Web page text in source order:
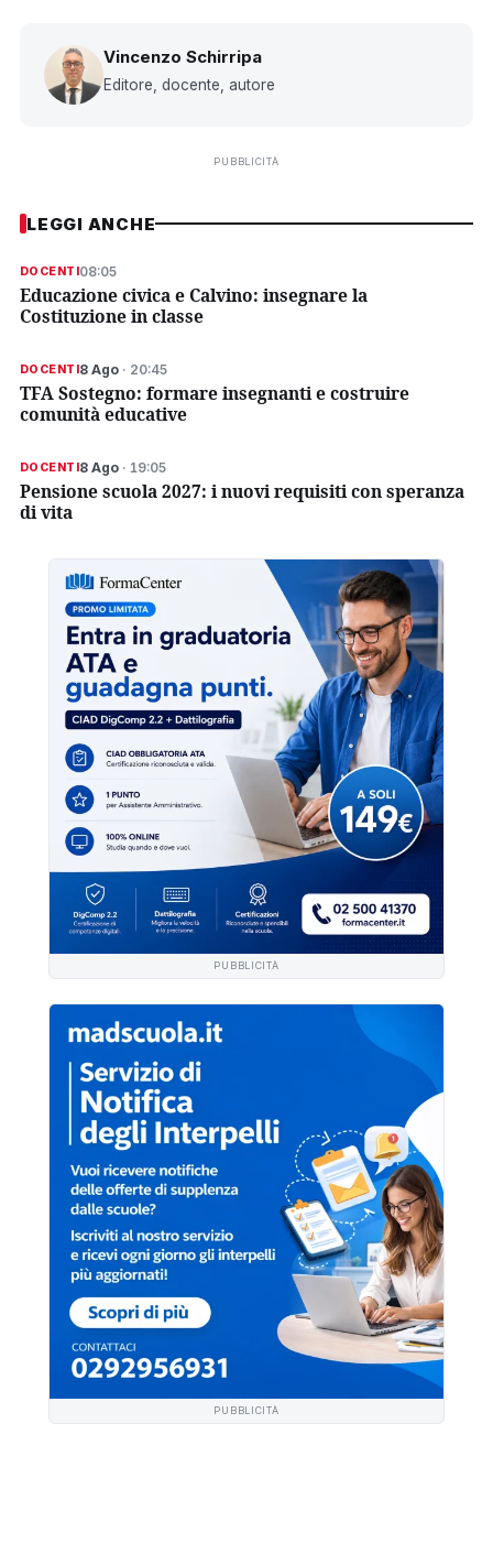
Vincenzo Schirripa
Editore, docente, autore
PUBBLICITÀ
LEGGI ANCHE
DOCENTI08:05
Educazione civica e Calvino: insegnare la
Costituzione in classe
DOCENTI8 Ago· 20:45
TFA Sostegno: formare insegnanti e costruire
comunità educative
DOCENTI8 Ago· 19:05
Pensione scuola 2027: i nuovi requisiti con speranza
di vita
PUBBLICITÀ
PUBBLICITÀ